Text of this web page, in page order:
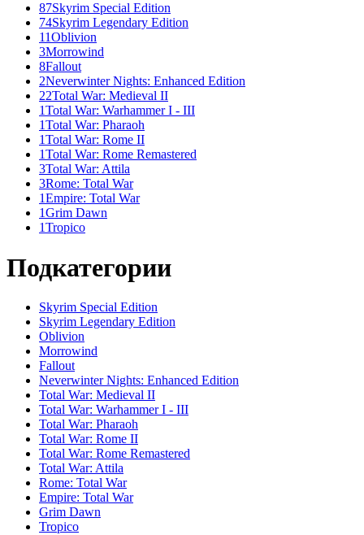
87Skyrim Special Edition
74Skyrim Legendary Edition
11Oblivion
3Morrowind
8Fallout
2Neverwinter Nights: Enhanced Edition
22Total War: Medieval II
1Total War: Warhammer I - III
1Total War: Pharaoh
1Total War: Rome II
1Total War: Rome Remastered
3Total War: Attila
3Rome: Total War
1Empire: Total War
1Grim Dawn
1Tropico
Подкатегории
Skyrim Special Edition
Skyrim Legendary Edition
Oblivion
Morrowind
Fallout
Neverwinter Nights: Enhanced Edition
Total War: Medieval II
Total War: Warhammer I - III
Total War: Pharaoh
Total War: Rome II
Total War: Rome Remastered
Total War: Attila
Rome: Total War
Empire: Total War
Grim Dawn
Tropico